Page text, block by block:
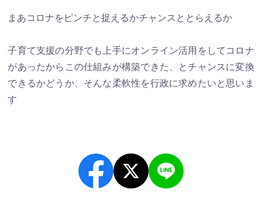
まあコロナをピンチと捉えるかチャンスととらえるか
子育て支援の分野でも上手にオンライン活用をしてコロナ
があったからこの仕組みが構築できた、とチャンスに変換
できるかどうか、そんな柔軟性を行政に求めたいと思いま
す